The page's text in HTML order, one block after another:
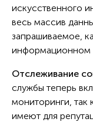
искусственного
весь массив
запрашиваемое,
информационном
Отслеживание
службы теперь
мониторинги, так
имеют для